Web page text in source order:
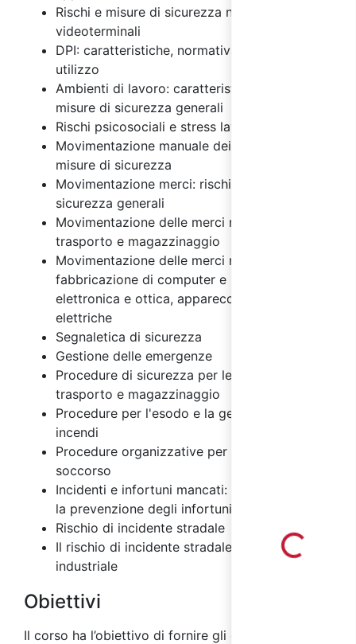
Rischi e misure di sicurezza nell'uso dei
videoterminali
DPI: caratteristiche, normativa e regole di
utilizzo
Ambienti di lavoro: caratteristiche, rischi e
misure di sicurezza generali
Rischi psicosociali e stress lavoro correlato
Movimentazione manuale dei carichi: rischi e
misure di sicurezza
Movimentazione merci: rischi e misure di
sicurezza generali
Movimentazione delle merci nelle attività di
trasporto e magazzinaggio
Movimentazione delle merci nella
fabbricazione di computer e prodotti di
elettronica e ottica, apparecchiature
elettriche
Segnaletica di sicurezza
Gestione delle emergenze
Procedure di sicurezza per le attività di
trasporto e magazzinaggio
Procedure per l'esodo e la gestione degli
incendi
Procedure organizzative per il primo
soccorso
Incidenti e infortuni mancati: importanza per
la prevenzione degli infortuni
Rischio di incidente stradale
Il rischio di incidente stradale nel settore
industriale
Obiettivi
Il corso ha l’obiettivo di fornire gli elementi
Loading...